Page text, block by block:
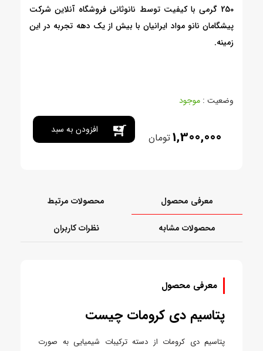
250 گرمی با کیفیت توسط نانوثانی فروشگاه آنلاین شرکت
پیشگامان نانو مواد ایرانیان با بیش از یک دهه تجربه در این
زمینه.
وضعیت : موجود
1,300,000تومان
افزودن به سبد
معرفی محصول محصولات مرتبط
محصولات مشابه نظرات کاربران
معرفی محصول
پتاسیم دی کرومات چیست
پتاسیم دی کرومات از دسته ترکیبات شیمیایی به صورت